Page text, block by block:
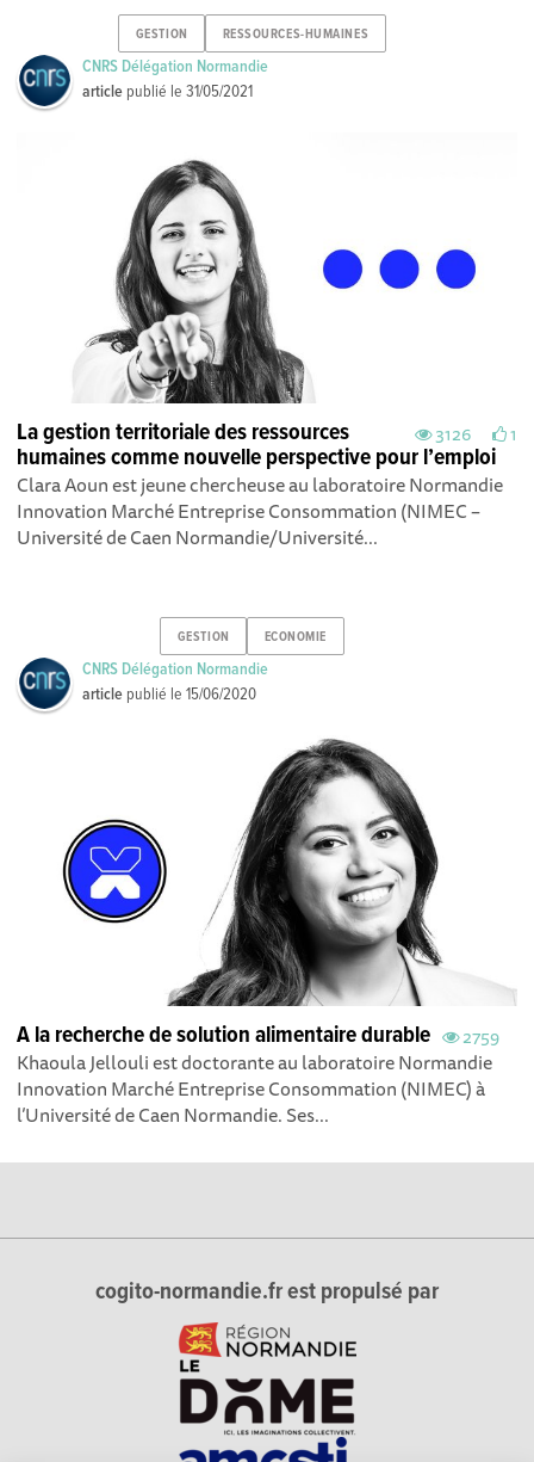
GESTION RESSOURCES-HUMAINES
CNRS Délégation Normandie
article publié le31/05/2021
3126 1
La gestion territoriale des ressources
humaines comme nouvelle perspective pour l’emploi
Clara Aoun est jeune chercheuse au laboratoire Normandie
Innovation Marché Entreprise Consommation (NIMEC –
Université de Caen Normandie/Université...
GESTION ECONOMIE
CNRS Délégation Normandie
article publié le15/06/2020
2759
A la recherche de solution alimentaire durable
Khaoula Jellouli est doctorante au laboratoire Normandie
Innovation Marché Entreprise Consommation (NIMEC) à
l’Université de Caen Normandie. Ses...
cogito-normandie.fr est propulsé par